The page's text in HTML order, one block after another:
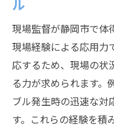
ル
現場監督が静岡市で体
現場経験による応用力
応するため、現場の状
る力が求められます。
ブル発生時の迅速な対
す。これらの経験を積